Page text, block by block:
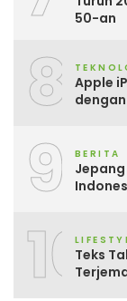
50-an
8
Apple
9 BERITA
10Teks